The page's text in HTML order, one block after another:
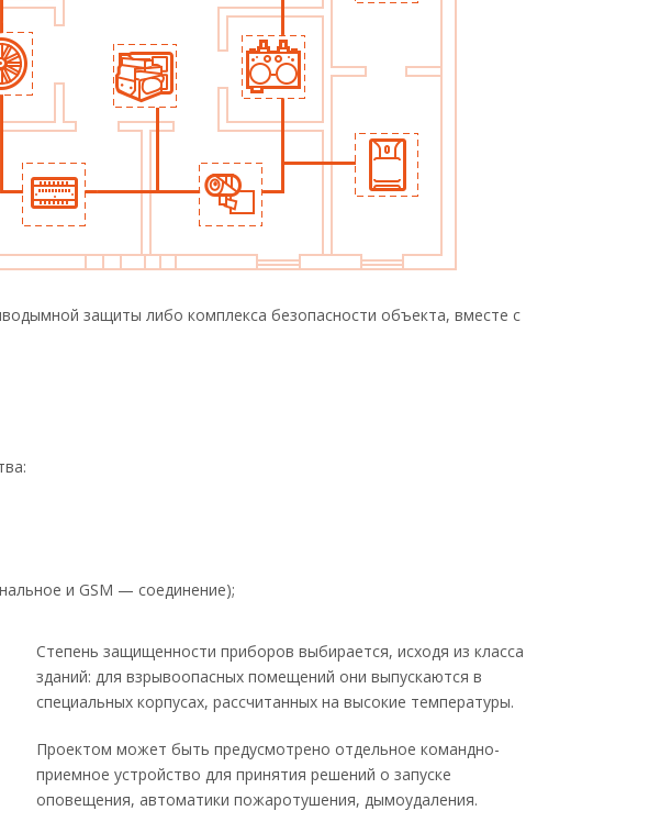
защиты либо комплекса безопасности объекта, вместе с
и GSM — соединение);
Степень защищенности приборов выбирается, исходя из класса
зданий: для взрывоопасных помещений они выпускаются в
специальных корпусах, рассчитанных на высокие температуры.
Проектом может быть предусмотрено отдельное командно-
приемное устройство для принятия решений о запуске
оповещения, автоматики пожаротушения, дымоудаления.